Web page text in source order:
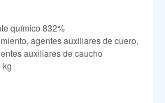
químico 832%
agentes auxiliares de cuero,
auxiliares de caucho
kg